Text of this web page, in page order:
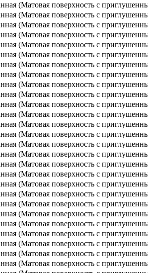
(Матовая поверхность с
(Матовая поверхность с
(Матовая поверхность с
(Матовая поверхность с
(Матовая поверхность с
(Матовая поверхность с
(Матовая поверхность с
(Матовая поверхность с
(Матовая поверхность с
(Матовая поверхность с
(Матовая поверхность с
(Матовая поверхность с
(Матовая поверхность с
(Матовая поверхность с
(Матовая поверхность с
(Матовая поверхность с
(Матовая поверхность с
(Матовая поверхность с
(Матовая поверхность с
(Матовая поверхность с
(Матовая поверхность с
(Матовая поверхность с
(Матовая поверхность с
(Матовая поверхность с
(Матовая поверхность с
(Матовая поверхность с
(Матовая поверхность с